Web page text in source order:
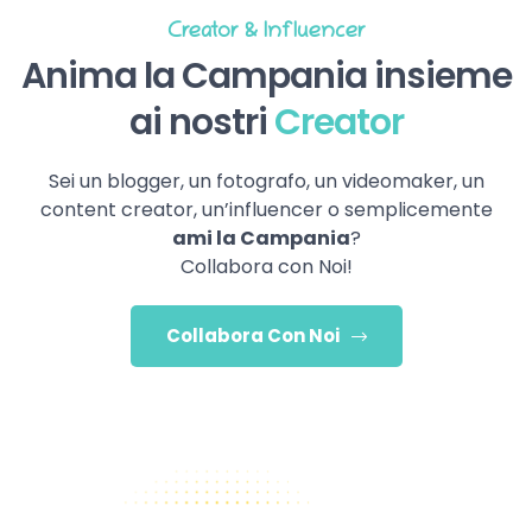
Creator & Influencer
Anima la Campania insieme
ai nostriCreator
Sei un blogger, un fotografo, un videomaker, un
content creator, un’influencer o semplicemente
ami la Campania?
Collabora con Noi!
Collabora Con Noi